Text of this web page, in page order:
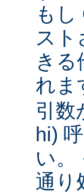
も
スト
き
れま
引数
hi)
い。
通り